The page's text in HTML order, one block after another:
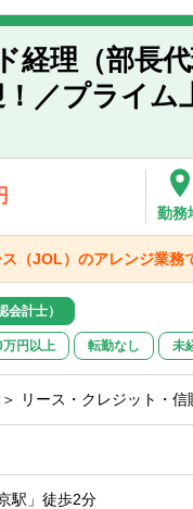
経理（部長
／プライム
勤務
（JOL）のアレンジ業
会計士）
円以上 転勤なし 未
リース・クレジット・信
駅」徒歩2分